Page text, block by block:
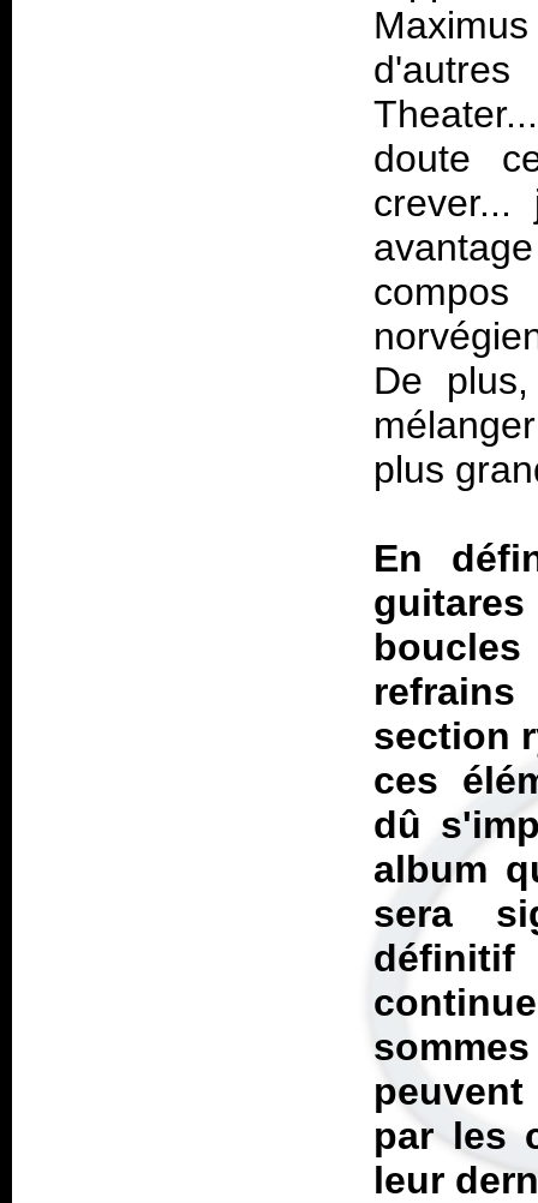
doute
De
plus
En
section
ces
dû
album
sera
par les
leur